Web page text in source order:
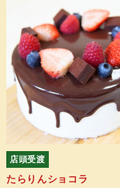
店頭受渡
たらりんショコラ